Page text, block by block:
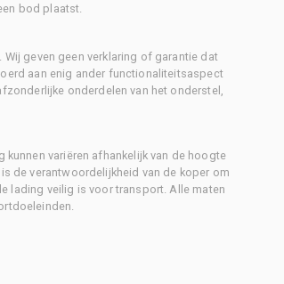
bod plaatst.
geven geen verklaring of garantie dat
aan enig ander functionaliteitsaspect
onderdelen van het onderstel,
variëren afhankelijk van de hoogte
de verantwoordelijkheid van de koper om
lading veilig is voor transport. Alle maten